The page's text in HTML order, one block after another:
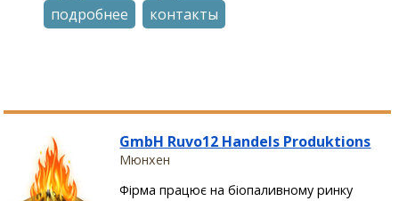
подробнее контакты
GmbH Ruvo12 Handels Produktions
Мюнхен
Фірма працює на біопаливному ринку